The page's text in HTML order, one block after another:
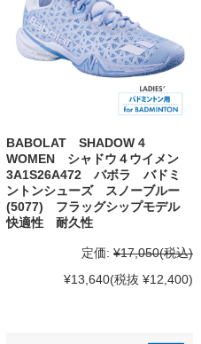
BABOLAT SHADOW 4
WOMEN シャドウ４ウイメン
3A1S26A472 バボラ バドミ
ントンシューズ スノーブルー
(5077) フラッグシップモデル
快適性 耐久性
定価: ¥17,050(税込)
¥13,640(税抜 ¥12,400)